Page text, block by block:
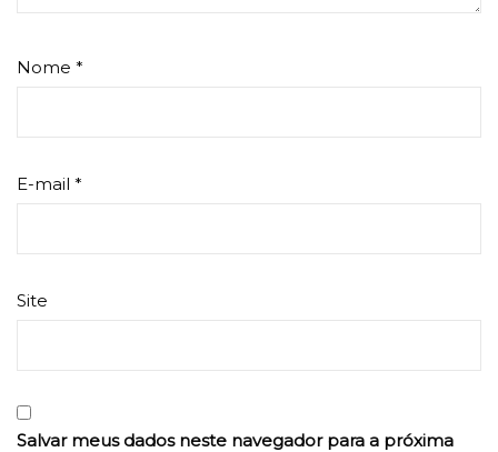
Nome *
E-mail *
Site
Salvar meus dados neste navegador para a próxima